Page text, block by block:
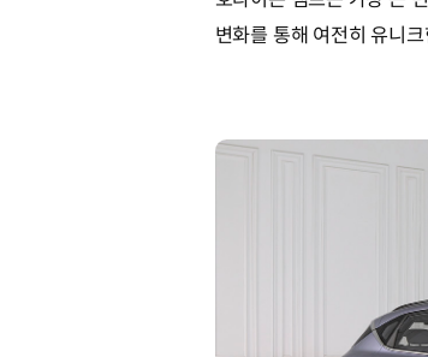
변화를 통해 여전히 유니